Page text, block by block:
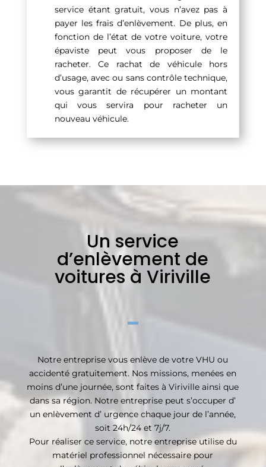
service étant gratuit, vous n’avez pas à
payer les frais d’enlèvement. De plus, en
fonction de l’état de votre voiture, votre
épaviste peut vous proposer de le
racheter. Ce rachat de véhicule hors
d’usage, avec ou sans contrôle technique,
vous garantit de récupérer un montant
qui vous servira pour racheter un
nouveau véhicule.
Un service
d’enlèvement de
voitures à Viriville
Notre entreprise vous enlève de votre VHU ou
accidenté gratuitement. Nos missions, menées en
moins d’une journée, sont faites à Viriville ainsi que
dans sa région. Notre entreprise peut s’occuper d’
un enlèvement d’ urgence chaque jour de l’année,
soit 24h/24 et 7j/7.
Pour réaliser ce service, notre entreprise utilise du
matériel professionnel nécessaire pour